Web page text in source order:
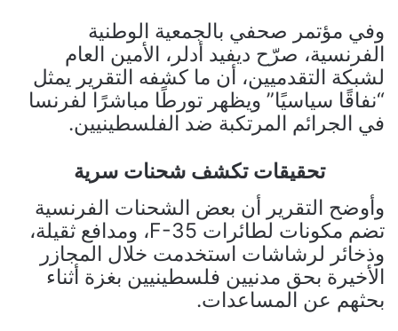
وفي مؤتمر صحفي بالجمعية الوطنية
الفرنسية، صرّح ديفيد أدلر، الأمين العام
لشبكة التقدميين، أن ما كشفه التقرير يمثل
“نفاقًا سياسيًا” ويظهر تورطًا مباشرًا لفرنسا
في الجرائم المرتكبة ضد الفلسطينيين.
تحقيقات تكشف شحنات سرية
وأوضح التقرير أن بعض الشحنات الفرنسية
تضم مكونات لطائرات F-35، ومدافع ثقيلة،
وذخائر لرشاشات استخدمت خلال المجازر
الأخيرة بحق مدنيين فلسطينيين بغزة أثناء
بحثهم عن المساعدات.